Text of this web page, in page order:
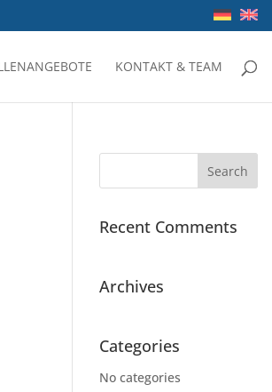
KONTAKT & TEAM
Recent Comments
Archives
Categories
No categories